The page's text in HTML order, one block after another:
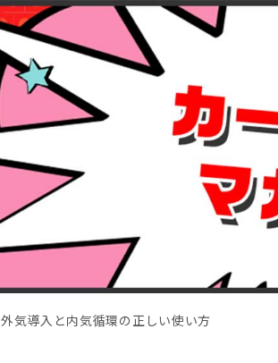
外気導入と内気循環の正しい使い方